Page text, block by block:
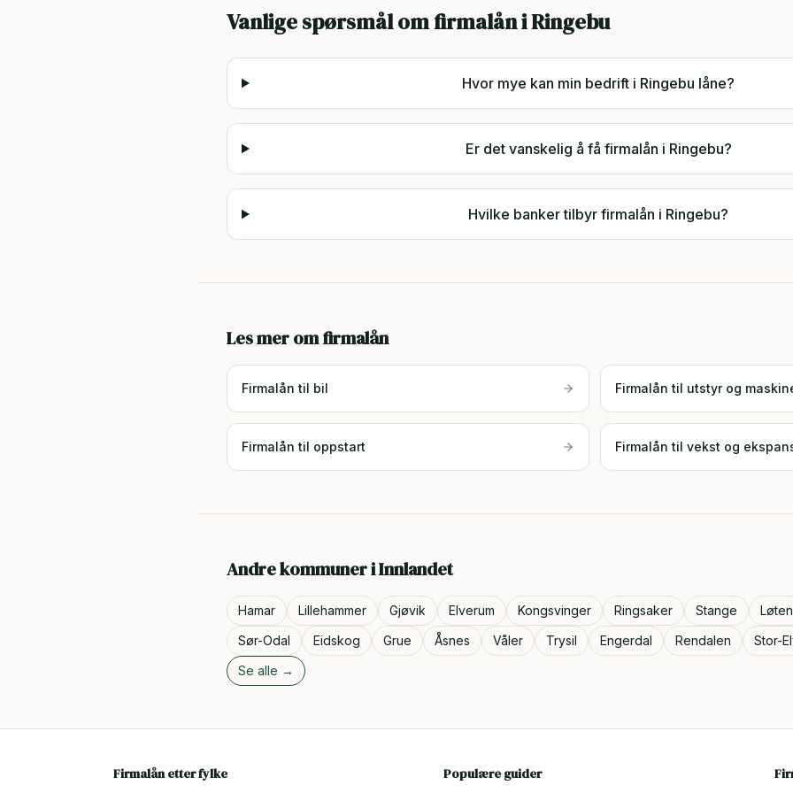
Vanlige spørsmål om firmalån iRingebu
Hvor mye kan min bedrift i Ringebu låne?
Er det vanskelig å få firmalån i Ringebu?
Hvilke banker tilbyr firmalån i Ringebu?
Les mer om firmalån
Firmalån til bil Firmalån til utstyr og
Firmalån til oppstart Firmalån til vekst og
Andre kommuner iInnlandet
Hamar Lillehammer Gjøvik Elverum Kongsvinger Ringsaker Stange Løten
Sør-Odal
Eidskog Grue Åsnes Våler Trysil Engerdal Rendalen Stor-
Se alle →
Firmalån etter fylke Populære guider